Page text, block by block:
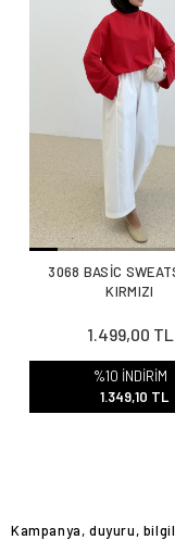
3068 BASİC
KIRMIZI
1.499,00 TL
%10 İNDİRİM
1.349,10 TL
Kampanya, duyuru,